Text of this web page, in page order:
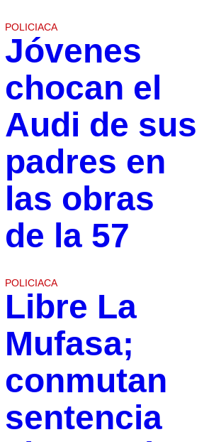
POLICIACA
Jóvenes
chocan el
Audi de sus
padres en
las obras
de la 57
POLICIACA
Libre La
Mufasa;
conmutan
sentencia